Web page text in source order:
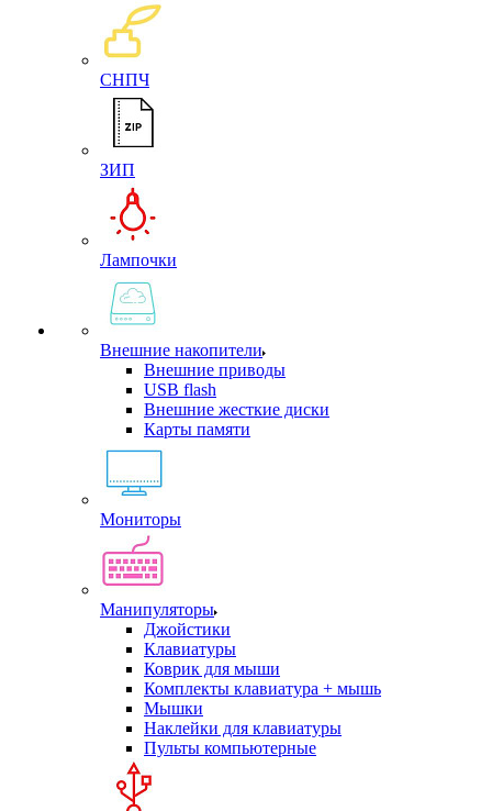
СНПЧ
ЗИП
Лампочки
Внешние накопители
Внешние приводы
USB flash
Внешние жесткие диски
Карты памяти
Мониторы
Манипуляторы
Джойстики
Клавиатуры
Коврик для мыши
Комплекты клавиатура + мышь
Мышки
Наклейки для клавиатуры
Пульты компьютерные